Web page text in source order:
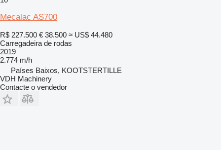
Mecalac AS700
R$ 227.500 € 38.500 ≈ US$ 44.480
Carregadeira de rodas
2019
2.774 m/h
Países Baixos, KOOTSTERTILLE
VDH Machinery
Contacte o vendedor